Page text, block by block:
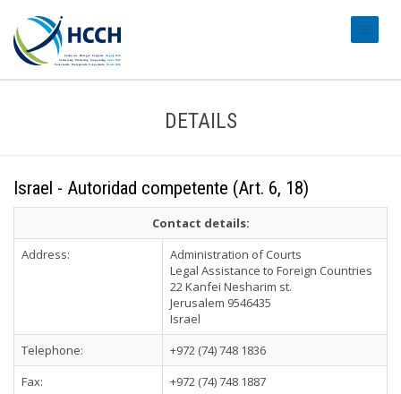
DETAILS
Israel - Autoridad competente (Art. 6, 18)
Contact details:
Address:
Administration of Courts
Legal Assistance to Foreign Countries
22 Kanfei Nesharim st.
Jerusalem 9546435
Israel
Telephone:
+972 (74) 748 1836
Fax:
+972 (74) 748 1887